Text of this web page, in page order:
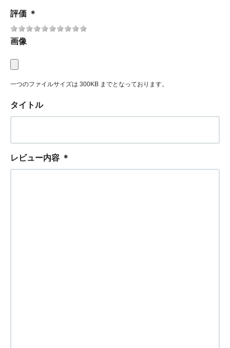
評価 ＊
画像
一つのファイルサイズは 300KB までとなっております。
タイトル
レビュー内容 ＊